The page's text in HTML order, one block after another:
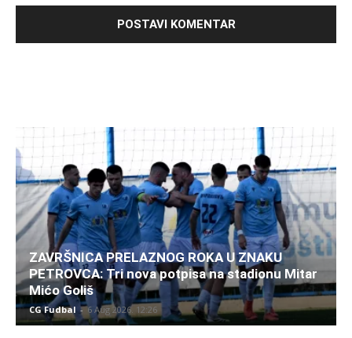
ZAVRŠNICA PRELAZNOG ROKA U ZNAKU
PETROVCA: Tri nova potpisa na stadionu Mitar
Mićo Goliš
CG Fudbal - 6 Aug 2026. 12:26